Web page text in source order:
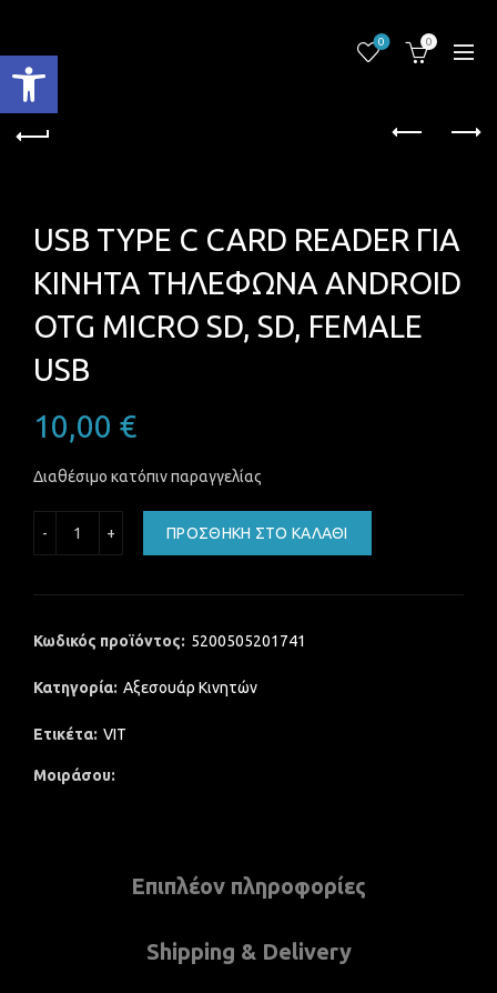
Ανοίξτε τη γραμμή εργαλείων
0 0
USB TYPE C CARD READER ΓΙΑ
ΚΙΝΗΤΑ ΤΗΛΕΦΩΝΑ ANDROID
OTG MICRO SD, SD, FEMALE
USB
10,00 €
Διαθέσιμο κατόπιν παραγγελίας
ΠΡΟΣΘΉΚΗ ΣΤΟ ΚΑΛΆΘΙ
Κωδικός προϊόντος: 5200505201741
Κατηγορία: Αξεσουάρ Κινητών
Ετικέτα: VIT
Μοιράσου
Επιπλέον πληροφορίες
Shipping & Delivery